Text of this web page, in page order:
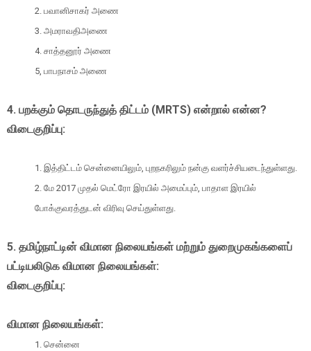
2. பவானிசாகர் அணை
3. அமராவதிஅணை
4. சாத்தனூர் அணை
5, பாபநாசம் அணை
4. பறக்கும் தொடருந்துத் திட்டம் (MRTS) என்றால் என்ன?
விடைகுறிப்பு:
1. இத்திட்டம் சென்னையிலும், புறநகரிலும் நன்கு வளர்ச்சியடைந்துள்ளது.
2. மே 2017 முதல் மெட்ரோ இரயில் அமைப்பும், பாதாள இரயில்
போக்குவரத்துடன் விரிவு செய்துள்ளது.
5. தமிழ்நாட்டின் விமான நிலையங்கள் மற்றும் துறைமுகங்களைப்
பட்டியலிடுக விமான நிலையங்கள்:
விடைகுறிப்பு:
விமான நிலையங்கள்:
1. சென்னை